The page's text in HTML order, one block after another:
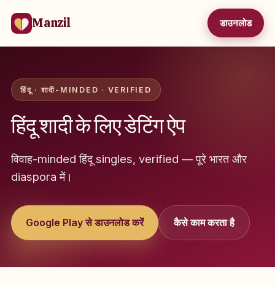
Manzil डाउनलोड
हिंदू · शादी-MINDED · VERIFIED
हिंदू शादी के लिए डेटिंग ऐप
विवाह-minded हिंदू singles, verified — पूरे भारत और
diaspora में।
Google Play से डाउनलोड करें कैसे काम करता है